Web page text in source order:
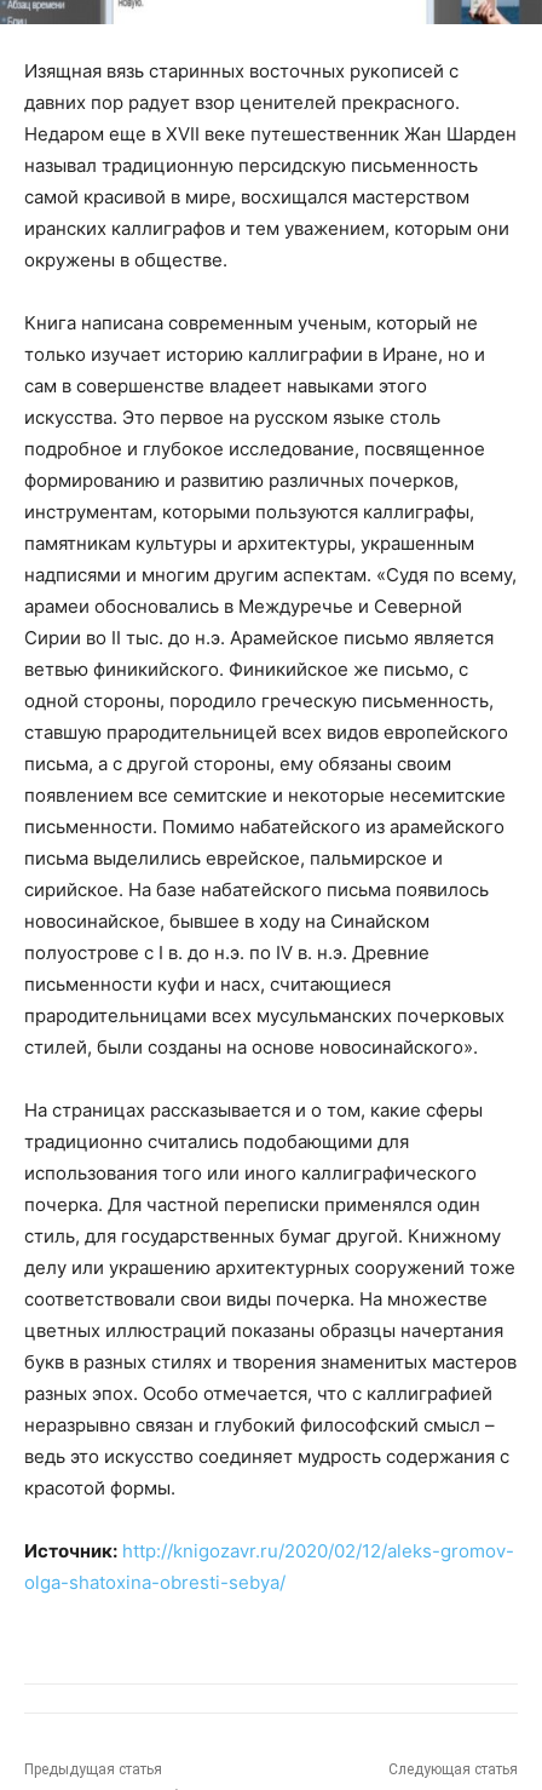
Изящная вязь старинных восточных рукописей с
давних пор радует взор ценителей прекрасного.
Недаром еще в XVII веке путешественник Жан Шарден
называл традиционную персидскую письменность
самой красивой в мире, восхищался мастерством
иранских каллиграфов и тем уважением, которым они
окружены в обществе.
Книга написана современным ученым, который не
только изучает историю каллиграфии в Иране, но и
сам в совершенстве владеет навыками этого
искусства. Это первое на русском языке столь
подробное и глубокое исследование, посвященное
формированию и развитию различных почерков,
инструментам, которыми пользуются каллиграфы,
памятникам культуры и архитектуры, украшенным
надписями и многим другим аспектам. «Судя по всему,
арамеи обосновались в Междуречье и Северной
Сирии во II тыс. до н.э. Арамейское письмо является
ветвью финикийского. Финикийское же письмо, с
одной стороны, породило греческую письменность,
ставшую прародительницей всех видов европейского
письма, а с другой стороны, ему обязаны своим
появлением все семитские и некоторые несемитские
письменности. Помимо набатейского из арамейского
письма выделились еврейское, пальмирское и
сирийское. На базе набатейского письма появилось
новосинайское, бывшее в ходу на Синайском
полуострове с I в. до н.э. по IV в. н.э. Древние
письменности куфи и насх, считающиеся
прародительницами всех мусульманских почерковых
стилей, были созданы на основе новосинайского».
На страницах рассказывается и о том, какие сферы
традиционно считались подобающими для
использования того или иного каллиграфического
почерка. Для частной переписки применялся один
стиль, для государственных бумаг другой. Книжному
делу или украшению архитектурных сооружений тоже
соответствовали свои виды почерка. На множестве
цветных иллюстраций показаны образцы начертания
букв в разных стилях и творения знаменитых мастеров
разных эпох. Особо отмечается, что с каллиграфией
неразрывно связан и глубокий философский смысл –
ведь это искусство соединяет мудрость содержания с
красотой формы.
Источник: http://knigozavr.ru/2020/02/12/aleks-gromov-
olga-shatoxina-obresti-sebya/
Предыдущая статья Следующая статья